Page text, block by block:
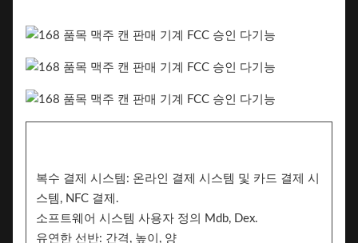
복수 결제 시스템: 온라인 결제 시스템 및 카드 결제 시
스템, NFC 결제.
소프트웨어 시스템 사용자 정의 Mdb, Dex.
유연한 선반: 간격, 높이, 양